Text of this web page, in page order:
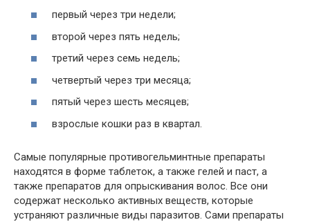
первый через три недели;
второй через пять недель;
третий через семь недель;
четвертый через три месяца;
пятый через шесть месяцев;
взрослые кошки раз в квартал.
Самые популярные противогельминтные препараты
находятся в форме таблеток, а также гелей и паст, а
также препаратов для опрыскивания волос. Все они
содержат несколько активных веществ, которые
устраняют различные виды паразитов. Сами препараты